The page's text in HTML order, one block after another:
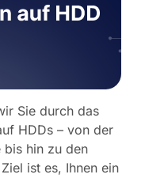
Sie durch das
HDDs – von der
bis hin zu den
ist es, Ihnen ein